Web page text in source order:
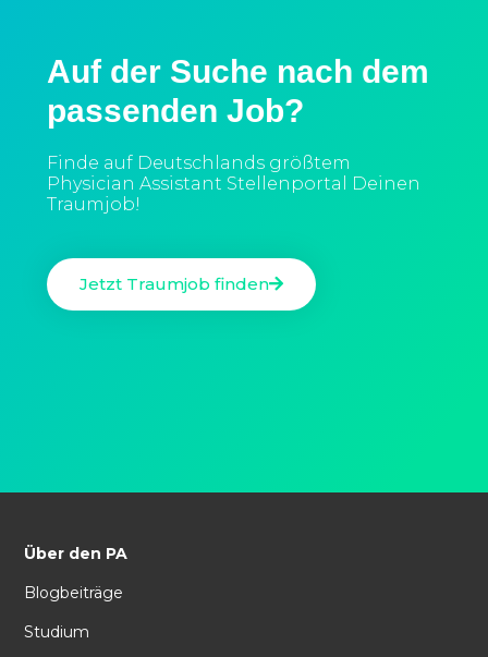
Auf der Suche nach dem
passenden Job?
Finde auf Deutschlands größtem
Physician Assistant Stellenportal Deinen
Traumjob!
Jetzt Traumjob finden
Über den PA
Blogbeiträge
Studium